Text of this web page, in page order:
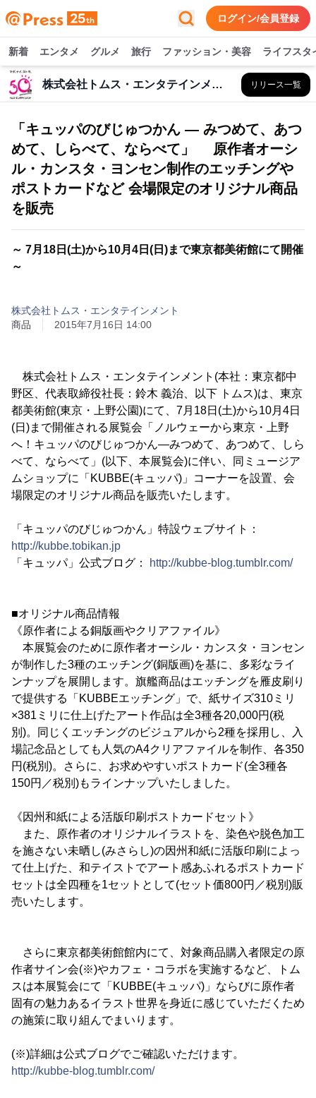
ログイン/会員登録
新着 エンタメ グルメ 旅行 ファッション・美容 ライフスタ
株式会社トムス・エンタテインメント リリース一覧
「キュッパのびじゅつかん ― みつめて、あつ
めて、しらべて、ならべて」 原作者オーシ
ル・カンスタ・ヨンセン制作のエッチングや
ポストカードなど 会場限定のオリジナル商品
を販売
～ 7月18日(土)から10月4日(日)まで東京都美術館にて開催
～
株式会社トムス・エンタテインメント
商品
2015年7月16日 14:00
株式会社トムス・エンタテインメント(本社：東京都中
野区、代表取締役社長：鈴木 義治、以下 トムス)は、東京
都美術館(東京・上野公園)にて、7月18日(土)から10月4日
(日)まで開催される展覧会「ノルウェーから東京・上野
へ！キュッパのびじゅつかん―みつめて、あつめて、しら
べて、ならべて」(以下、本展覧会)に伴い、同ミュージア
ムショップに「KUBBE(キュッパ)」コーナーを設置、会
場限定のオリジナル商品を販売いたします。
「キュッパのびじゅつかん」特設ウェブサイト：
http://kubbe.tobikan.jp
「キュッパ」公式ブログ：
http://kubbe-blog.tumblr.com/
■オリジナル商品情報
《原作者による銅版画やクリアファイル》
本展覧会のために原作者オーシル・カンスタ・ヨンセン
が制作した3種のエッチング(銅版画)を基に、多彩なライ
ンナップを展開します。旗艦商品はエッチングを雁皮刷り
で提供する「KUBBEエッチング」で、紙サイズ310ミリ
×381ミリに仕上げたアート作品は全3種各20,000円(税
別)。同じくエッチングのビジュアルから2種を採用し、入
場記念品としても人気のA4クリアファイルを制作、各350
円(税別)。さらに、お求めやすいポストカード(全3種各
150円／税別)もラインナップいたしました。
《因州和紙による活版印刷ポストカードセット》
また、原作者のオリジナルイラストを、染色や脱色加工
を施さない未晒し(みさらし)の因州和紙に活版印刷によっ
て仕上げた、和テイストでアート感あふれるポストカード
セットは全四種を1セットとして(セット価800円／税別)販
売いたします。
さらに東京都美術館館内にて、対象商品購入者限定の原
作者サイン会(※)やカフェ・コラボを実施するなど、トム
スは本展覧会にて「KUBBE(キュッパ)」ならびに原作者
固有の魅力あるイラスト世界を身近に感じていただくため
の施策に取り組んでまいります。
(※)詳細は公式ブログでご確認いただけます。
http://kubbe-blog.tumblr.com/